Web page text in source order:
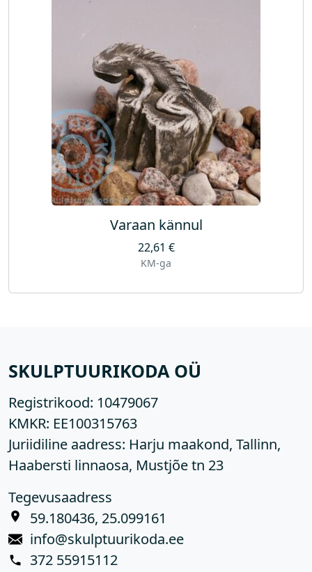
Varaan kännul
22,61 €
KM-ga
SKULPTUURIKODA OÜ
Registrikood: 10479067
KMKR: EE100315763
Juriidiline aadress: Harju maakond, Tallinn,
Haabersti linnaosa, Mustjõe tn 23
Tegevusaadress
59.180436, 25.099161
info@skulptuurikoda.ee
372 55915112